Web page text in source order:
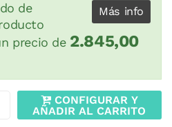
Más info
de
precio de 2.845,00
CONFIGURAR Y
AÑADIR AL CARRITO